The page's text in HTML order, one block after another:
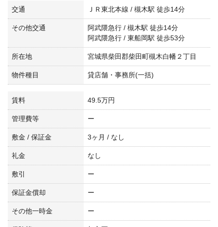
交通 ＪＲ東北本線 / 槻木駅 徒歩14分
その他交通
阿武隈急行 / 槻木駅 徒歩14分
阿武隈急行 / 東船岡駅 徒歩53分
所在地 宮城県柴田郡柴田町槻木白幡２丁目
物件種目 貸店舗・事務所(一括)
賃料 49.5万円
管理費等 ー
敷金 / 保証金 3ヶ月 / なし
礼金 なし
敷引 ー
保証金償却 ー
その他一時金 ー